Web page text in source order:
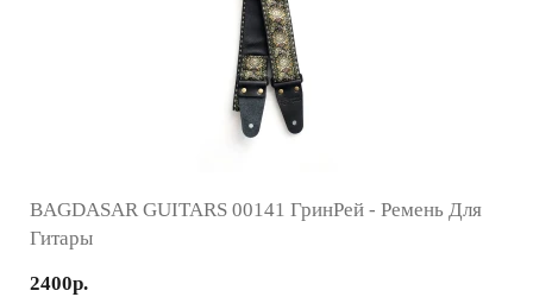
BAGDASAR GUITARS 00141 ГринРей - Ремень Для
Гитары
2400р.